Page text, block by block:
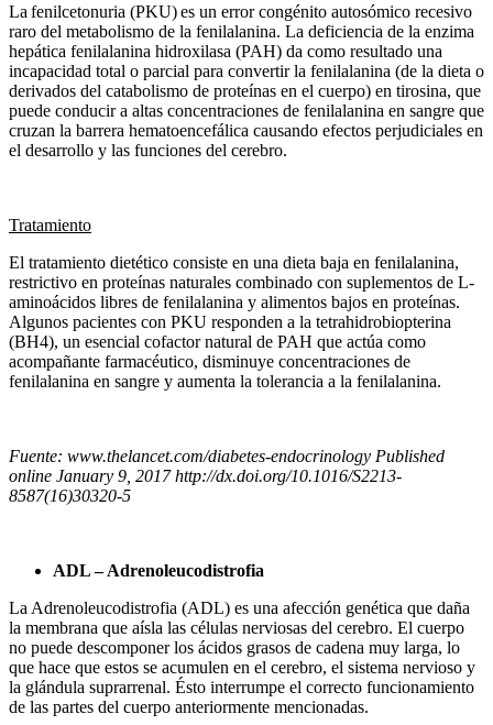
La fenilcetonuria (PKU) es un error congénito autosómico recesivo
raro del metabolismo de la fenilalanina. La deficiencia de la enzima
hepática fenilalanina hidroxilasa (PAH) da como resultado una
incapacidad total o parcial para convertir la fenilalanina (de la dieta o
derivados del catabolismo de proteínas en el cuerpo) en tirosina, que
puede conducir a altas concentraciones de fenilalanina en sangre que
cruzan la barrera hematoencefálica causando efectos perjudiciales en
el desarrollo y las funciones del cerebro.
Tratamiento
El tratamiento dietético consiste en una dieta baja en fenilalanina,
restrictivo en proteínas naturales combinado con suplementos de L-
aminoácidos libres de fenilalanina y alimentos bajos en proteínas.
Algunos pacientes con PKU responden a la tetrahidrobiopterina
(BH4), un esencial cofactor natural de PAH que actúa como
acompañante farmacéutico, disminuye concentraciones de
fenilalanina en sangre y aumenta la tolerancia a la fenilalanina.
Fuente: www.thelancet.com/diabetes-endocrinology Published
online January 9, 2017 http://dx.doi.org/10.1016/S2213-
8587(16)30320-5
ADL – Adrenoleucodistrofia
La Adrenoleucodistrofia (ADL) es una afección genética que daña
la membrana que aísla las células nerviosas del cerebro. El cuerpo
no puede descomponer los ácidos grasos de cadena muy larga, lo
que hace que estos se acumulen en el cerebro, el sistema nervioso y
la glándula suprarrenal. Ésto interrumpe el correcto funcionamiento
de las partes del cuerpo anteriormente mencionadas.